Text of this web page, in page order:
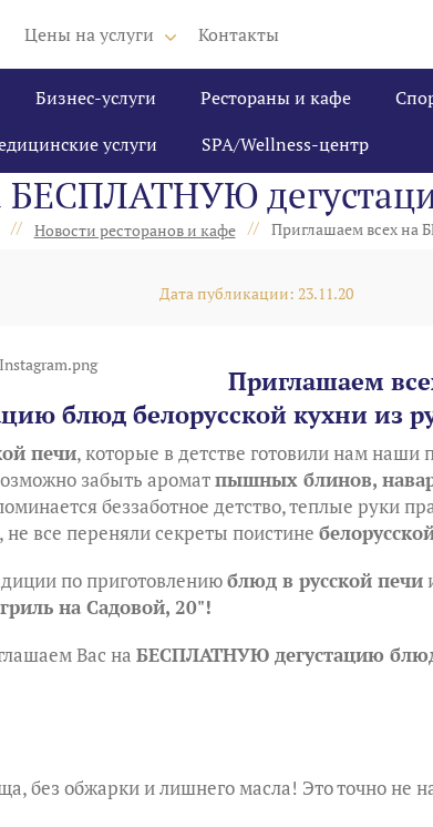
Цены на услуги Контакты
Бизнес-услуги Рестораны и кафе
услуги SPA/Wellness-центр
БЕСПЛАТНУЮ
// Новости ресторанов и кафе // Приглашаем всех на
Дата публикации: 23.11.20
Приглашаем
блюд белорусской кухни из
печи, которые в детстве готовили нам наши
забыть ароматпышных блинов,
беззаботное детство, теплые руки
, не все переняли секреты поистине
по приготовлениюблюд в русской печи
на Садовой, 20"!
Вас на БЕСПЛАТНУЮ дегустацию
без обжарки и лишнего масла! Это точно не